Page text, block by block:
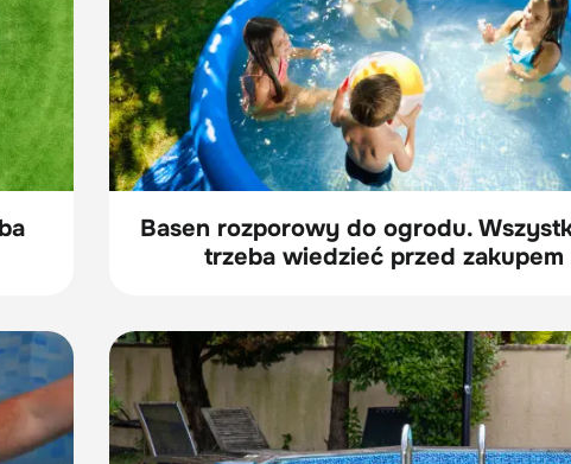
Basen rozporowy do ogrodu.
trzeba wiedzieć przed zakupem